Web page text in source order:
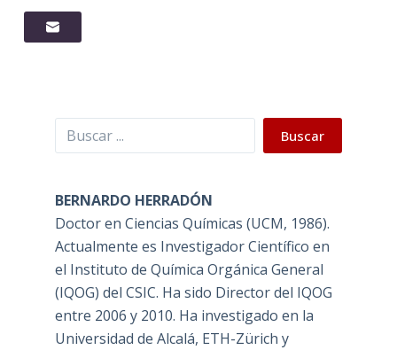
Buscar Buscar
BERNARDO HERRADÓN
Doctor en Ciencias Químicas (UCM, 1986).
Actualmente es Investigador Científico en
el Instituto de Química Orgánica General
(IQOG) del CSIC. Ha sido Director del IQOG
entre 2006 y 2010. Ha investigado en la
Universidad de Alcalá, ETH-Zürich y